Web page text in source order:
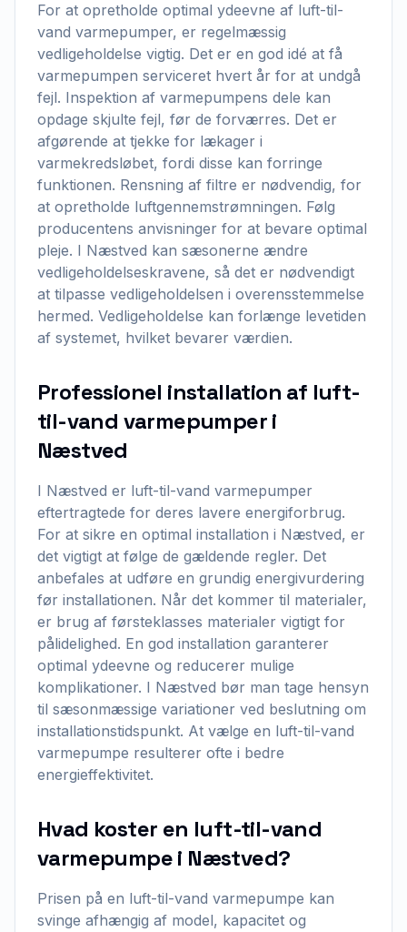
For at opretholde optimal ydeevne af luft-til-
vand varmepumper, er regelmæssig
vedligeholdelse vigtig. Det er en god idé at få
varmepumpen serviceret hvert år for at undgå
fejl. Inspektion af varmepumpens dele kan
opdage skjulte fejl, før de forværres. Det er
afgørende at tjekke for lækager i
varmekredsløbet, fordi disse kan forringe
funktionen. Rensning af filtre er nødvendig, for
at opretholde luftgennemstrømningen. Følg
producentens anvisninger for at bevare optimal
pleje. I Næstved kan sæsonerne ændre
vedligeholdelseskravene, så det er nødvendigt
at tilpasse vedligeholdelsen i overensstemmelse
hermed. Vedligeholdelse kan forlænge levetiden
af systemet, hvilket bevarer værdien.
Professionel installation af luft-
til-vand varmepumper i
Næstved
I Næstved er luft-til-vand varmepumper
eftertragtede for deres lavere energiforbrug.
For at sikre en optimal installation i Næstved, er
det vigtigt at følge de gældende regler. Det
anbefales at udføre en grundig energivurdering
før installationen. Når det kommer til materialer,
er brug af førsteklasses materialer vigtigt for
pålidelighed. En god installation garanterer
optimal ydeevne og reducerer mulige
komplikationer. I Næstved bør man tage hensyn
til sæsonmæssige variationer ved beslutning om
installationstidspunkt. At vælge en luft-til-vand
varmepumpe resulterer ofte i bedre
energieffektivitet.
Hvad koster en luft-til-vand
varmepumpe i Næstved?
Prisen på en luft-til-vand varmepumpe kan
svinge afhængig af model, kapacitet og